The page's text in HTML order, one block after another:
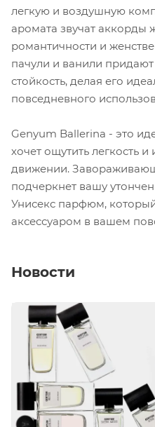
легкую и воздушную
аромата звучат аккорды
романтичности и
пачули и ванили придают
стойкость, делая его
повседневного
Genyum Ballerina - это
хочет ощутить легкость
движении.
подчеркнет вашу
Унисекс парфюм,
аксессуаром в вашем
Новости